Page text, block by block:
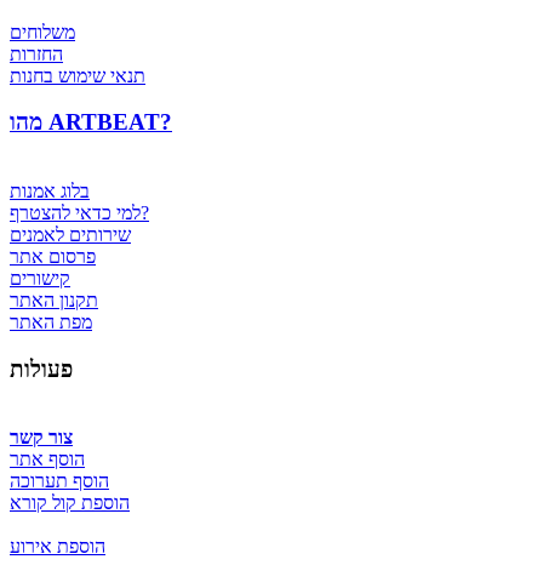
משלוחים
החזרות
תנאי שימוש בחנות
מהו ARTBEAT?
בלוג אמנות
למי כדאי להצטרף?
שירותים לאמנים
פרסום אתר
קישורים
תקנון האתר
מפת האתר
פעולות
צור קשר
הוסף אתר
הוסף תערוכה
הוספת קול קורא
הוספת אירוע